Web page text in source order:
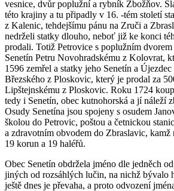
vesnice, dvůr poplužní a rybník Zbožňov.
této krajiny a tu připadly v 16. -tém století
z Kalenic, tehdejšímu pánu na Zruči a
nedrželi statky dlouho, neboť již ke konci
prodali. Totiž Petrovice s poplužním dvorem
Senetín Petru Novohradskému z Kolovrat,
1596 zemřel a statky jeho Senetín a
Březského z Ploskovic, který je prodal za
Lipštejnskému z Ploskovic. Roku 1724
tedy i Senetín, obec kutnohorská a jí náleží
Osudy Senetína jsou spojeny s osudem
školou do Petrovic, poštou a četnickou
a zdravotním obvodem do Zbraslavic, kamž
19 korun a 19 haléřů.
Obec Senetín obdržela jméno dle jedněch
jiných od rozsáhlých lučin, na nichž bývalo
ještě dnes je převaha, a proto odvození